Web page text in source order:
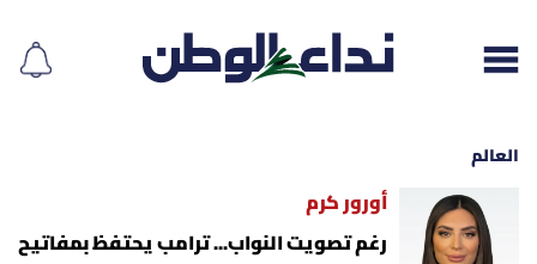
إقرأ الجريدة
العالم
أورور كرم
رغم تصويت النواب... ترامب يحتفظ بمفاتيح